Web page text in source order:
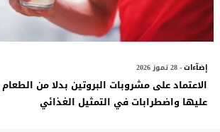
إضآءات- 28 تموز 2026
الاعتماد على مشروبات البروتين بدلا من
عليها واضطرابات في التمثيل الغذائي